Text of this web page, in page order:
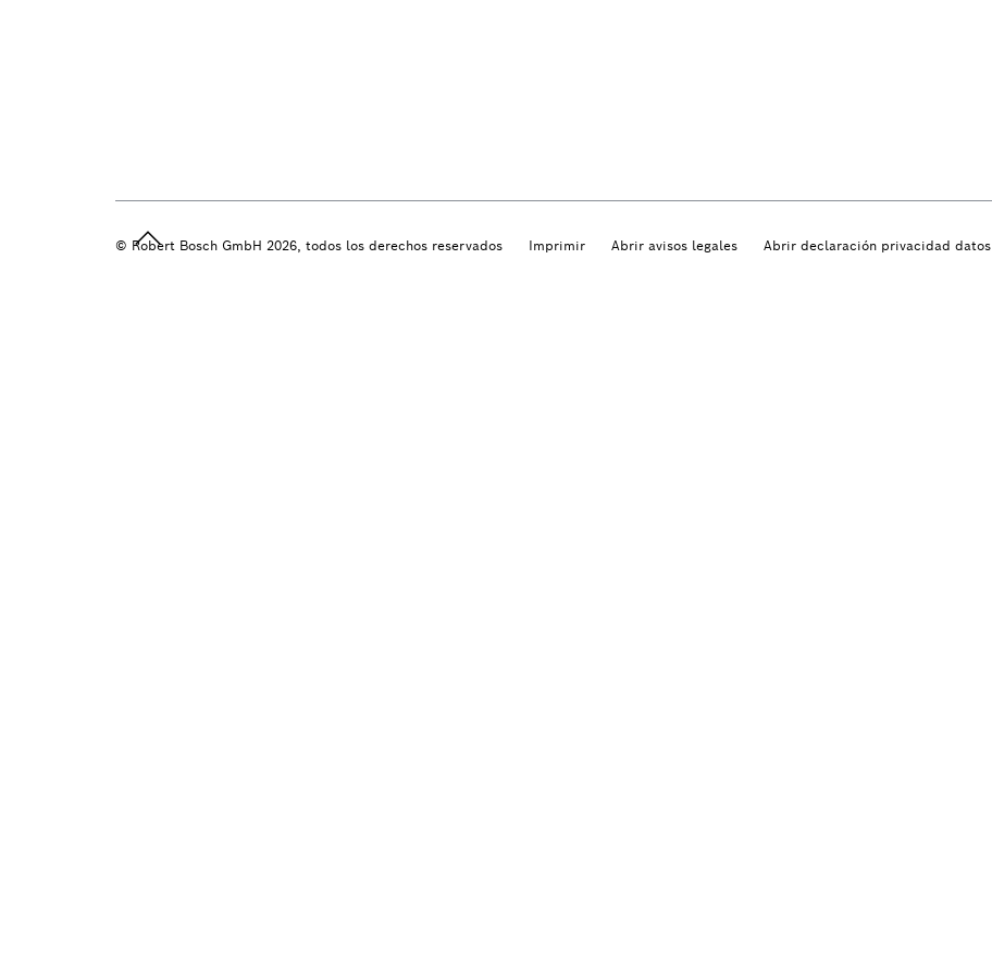
Imprimir Abrir avisos legales Abrir declaración privacidad datos
© Robert Bosch GmbH 2026, todos los derechos reservados